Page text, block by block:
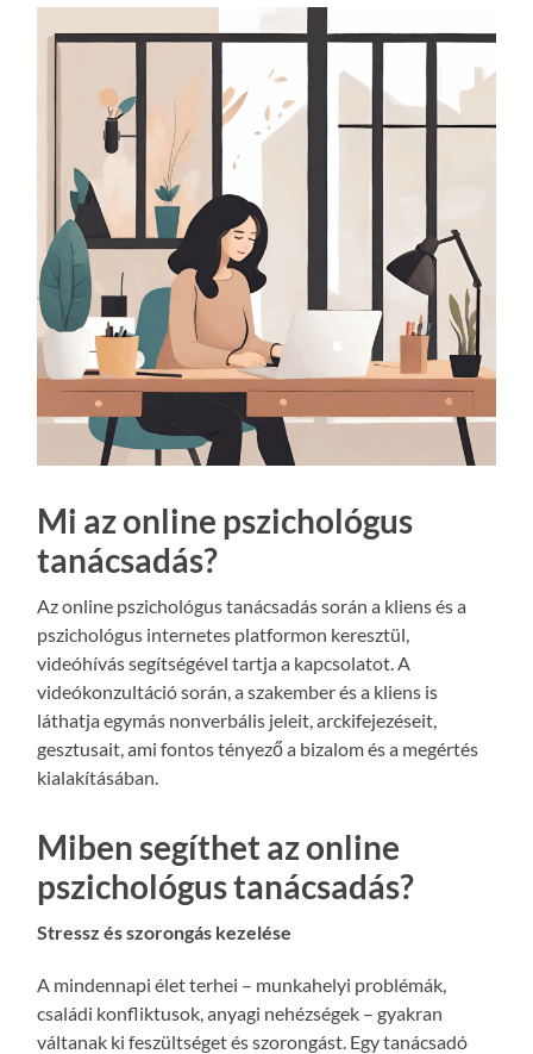
Mi az online pszichológus
tanácsadás?
Az online pszichológus tanácsadás során a kliens és a
pszichológus internetes platformon keresztül,
videóhívás segítségével tartja a kapcsolatot. A
videókonzultáció során, a szakember és a kliens is
láthatja egymás nonverbális jeleit, arckifejezéseit,
gesztusait, ami fontos tényező a bizalom és a megértés
kialakításában.
Miben segíthet az online
pszichológus tanácsadás?
Stressz és szorongás kezelése
A mindennapi élet terhei – munkahelyi problémák,
családi konfliktusok, anyagi nehézségek – gyakran
váltanak ki feszültséget és szorongást. Egy tanácsadó